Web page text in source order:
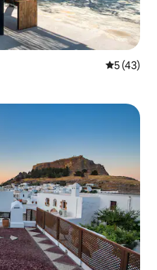
Средна
5 (43)